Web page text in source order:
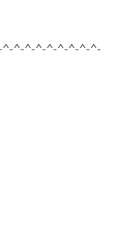
^-^-^-^-^-^-^-^-